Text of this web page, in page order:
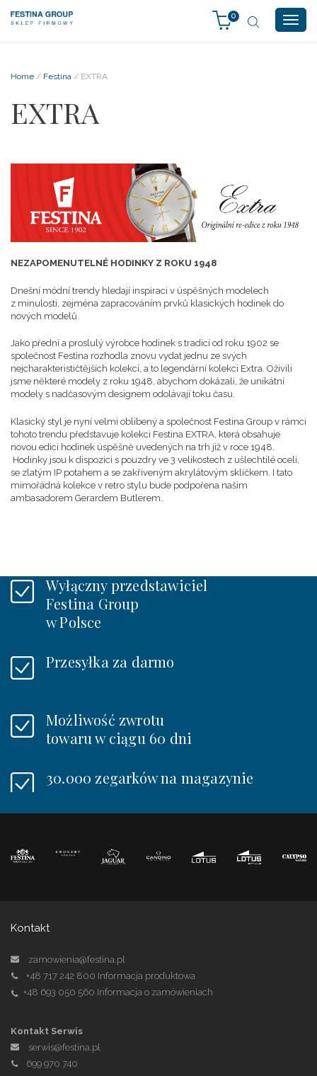
0
Home / Festina / EXTRA
EXTRA
NEZAPOMENUTELNÉ HODINKY Z ROKU 1948
Dnešní módní trendy hledají inspiraci v úspěšných modelech
z minulosti, zejména zapracováním prvků klasických hodinek do
nových modelů.
Jako přední a proslulý výrobce hodinek s tradicí od roku 1902 se
společnost Festina rozhodla znovu vydat jednu ze svých
nejcharakterističtějších kolekcí, a to legendární kolekci Extra. Oživili
jsme některé modely z roku 1948, abychom dokázali, že unikátní
modely s nadčasovým designem odolávají toku času.
Klasický styl je nyní velmi oblíbený a společnost Festina Group v rámci
tohoto trendu představuje kolekci Festina EXTRA, která obsahuje
novou edici hodinek úspěšně uvedených na trh již v roce 1948.
Hodinky jsou k dispozici s pouzdry ve 3 velikostech z ušlechtilé oceli,
se zlatým IP potahem a se zakřiveným akrylátovým sklíčkem. I tato
mimořádná kolekce v retro stylu bude podpořena naším
ambasadorem Gerardem Butlerem.
Wyłączny przedstawiciel
Festina Group
w Polsce
Przesyłka za darmo
Możliwość zwrotu
towaru w ciągu 60 dni
30.000 zegarków na magazynie
Kontakt
zamowienia@festina.pl
+48 717 242 800 Informacja produktowa
+48 693 050 560 Informacja o zamówieniach
Kontakt Serwis
serwis@festina.pl
699 970 740